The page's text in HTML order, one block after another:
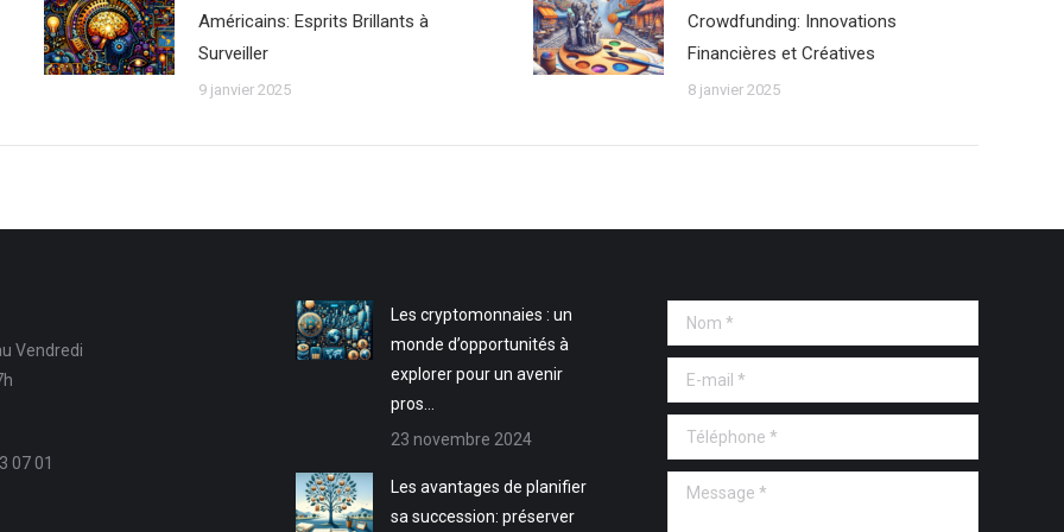
Américains: Esprits Brillants à
Surveiller
9 janvier 2025
Crowdfunding: Innovations
Financières et Créatives
8 janvier 2025
Vendredi
07 01
Les cryptomonnaies : un
monde d’opportunités à
explorer pour un avenir
pros…
23 novembre 2024
Les avantages de planifier
sa succession: préserver
Nom *
E-mail *
Téléphone *
Message *